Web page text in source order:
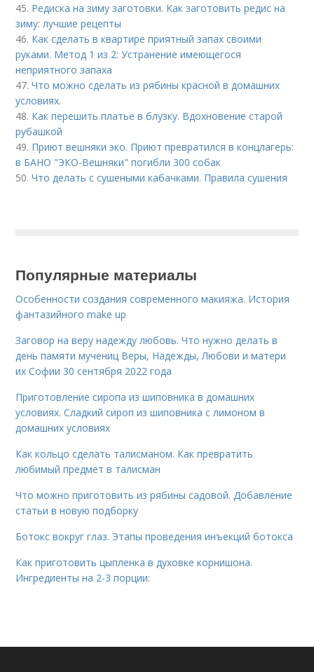
45. Редиска на зиму заготовки. Как заготовить редис на
зиму: лучшие рецепты
46. Как сделать в квартире приятный запах своими
руками. Метод 1 из 2: Устранение имеющегося
неприятного запаха
47.Что можно сделать из рябины красной в домашних
условиях.
48. Как перешить платье в блузку. Вдохновение старой
рубашкой
49. Приют вешняки эко. Приют превратился в концлагерь:
в БАНО "ЭКО-Вешняки" погибли 300 собак
50.Что делать с сушеными кабачками. Правила сушения
Популярные материалы
Особенности создания современного макияжа. История
фантазийного make up
Заговор на веру надежду любовь. Что нужно делать в
день памяти мучениц Веры, Надежды, Любови и матери
их Софии 30 сентября 2022 года
Приготовление сиропа из шиповника в домашних
условиях. Сладкий сироп из шиповника с лимоном в
домашних условиях
Как кольцо сделать талисманом. Как превратить
любимый предмет в талисман
Что можно приготовить из рябины садовой. Добавление
статьи в новую подборку
Ботокс вокруг глаз. Этапы проведения инъекций ботокса
Как приготовить цыпленка в духовке корнишона.
Ингредиенты на 2-3 порции: